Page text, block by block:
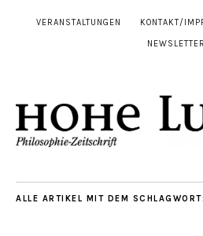
VERANSTALTUNGEN KONTAKT/
NEWSLETTER
ALLE ARTIKEL MIT DEM SCHLAGWORT: